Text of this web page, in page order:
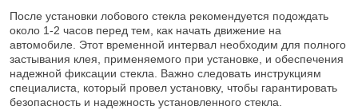
После установки лобового стекла рекомендуется подождать
около 1-2 часов перед тем, как начать движение на
автомобиле. Этот временной интервал необходим для полного
застывания клея, применяемого при установке, и обеспечения
надежной фиксации стекла. Важно следовать инструкциям
специалиста, который провел установку, чтобы гарантировать
безопасность и надежность установленного стекла.